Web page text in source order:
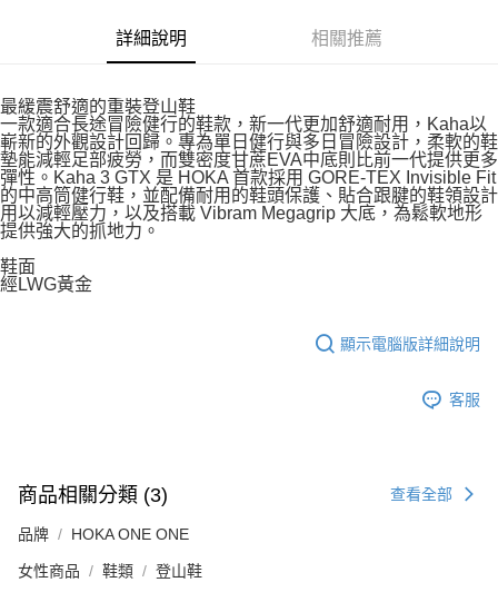
詳細說明 相關推薦
最緩震舒適的重裝登山鞋
一款適合長途冒險健行的鞋款，新一代更加舒適耐用，Kaha以
嶄新的外觀設計回歸。專為單日健行與多日冒險設計，柔軟的鞋
墊能減輕足部疲勞，而雙密度甘蔗EVA中底則比前一代提供更多
彈性。Kaha 3 GTX 是 HOKA 首款採用 GORE-TEX Invisible Fit
的中高筒健行鞋，並配備耐用的鞋頭保護、貼合跟腱的鞋領設計
用以減輕壓力，以及搭載 Vibram Megagrip 大底，為鬆軟地形
提供強大的抓地力。
鞋面
經LWG黃金
顯示電腦版詳細說明
客服
商品相關分類 (3) 查看全部
品牌 HOKA ONE ONE
女性商品 鞋類 登山鞋